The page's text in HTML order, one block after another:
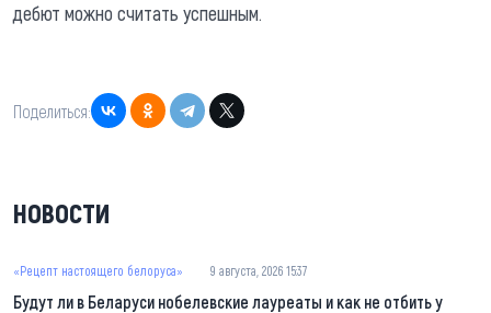
дебют можно считать успешным.
Поделиться:
НОВОСТИ
«Рецепт настоящего белоруса» 9 августа, 2026 15:37
Будут ли в Беларуси нобелевские лауреаты и как не отбить у